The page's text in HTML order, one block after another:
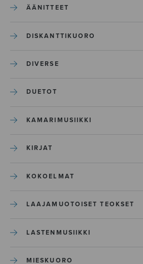
ÄÄNITTEET
DISKANTTIKUORO
DIVERSE
DUETOT
KAMARIMUSIIKKI
KIRJAT
KOKOELMAT
LAAJAMUOTOISET TEOKSET
LASTENMUSIIKKI
MIESKUORO